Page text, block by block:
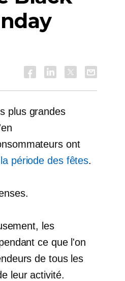
plus grandes
ont
période des fêtes.
les
ce que l'on
de tous les
leur activité.